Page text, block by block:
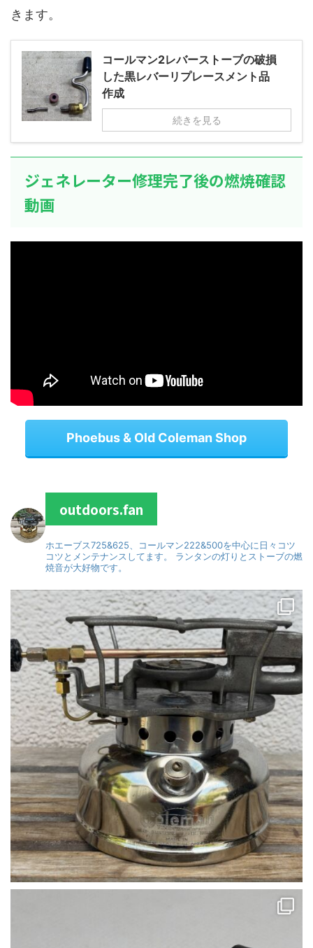
きます。
コールマン2レバーストーブの破損
した黒レバーリプレースメント品
作成
続きを見る
ジェネレーター修理完了後の燃焼確認
動画
Phoebus & Old Coleman Shop
outdoors.fan
ホエーブス725&625、コールマン222&500を中心に日々コツ
コツとメンテナンスしてます。
ランタンの灯りとストーブの燃
焼音が大好物です。